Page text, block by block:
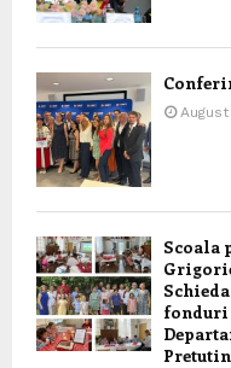
Scoala
fonduri